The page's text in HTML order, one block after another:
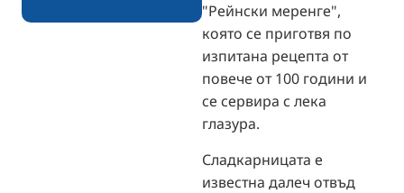
"Рейнски меренге",
която се приготвя по
изпитана рецепта от
повече от 100 години и
се сервира с лека
глазура.
Сладкарницата е
известна далеч отвъд